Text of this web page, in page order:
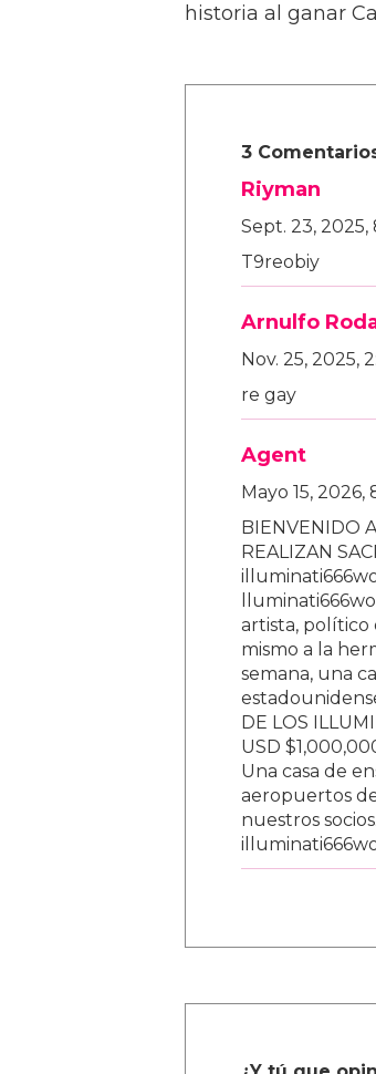
historia al ganar
3
Riyman
Sept. 23, 2025,
T9reobiy
Arnulfo
Nov. 25, 2025,
re gay
Agent
Mayo 15, 2026,
BIENVENIDO
REALIZAN
artista, político
mismo a la
semana, una
DE LOS
USD
Una casa de
aeropuertos
nuestros